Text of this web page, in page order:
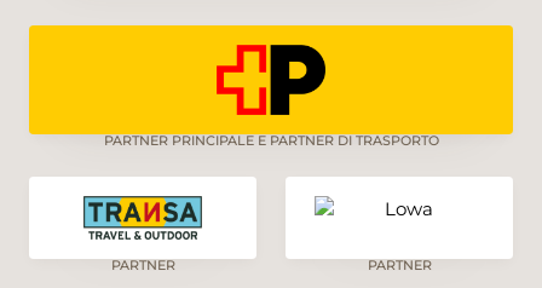
PARTNER PRINCIPALE E PARTNER DI TRASPORTO
PARTNER PARTNER